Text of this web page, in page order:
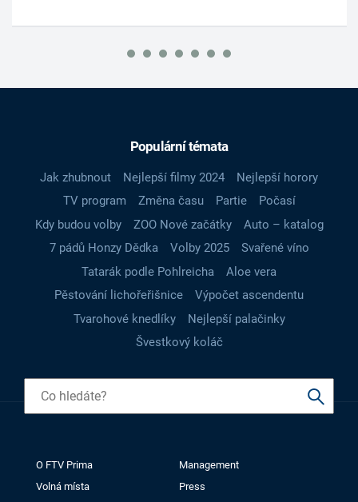
Populární témata
Jak zhubnout Nejlepší filmy 2024
Nejlepší horory
TV program
Změna času Partie
Počasí
Kdy budou volby
ZOO Nové začátky
Auto – katalog
7 pádů Honzy Dědka
Volby 2025
Svařené víno
Tatarák podle Pohlreicha
Aloe vera
Pěstování lichořeřišnice
Výpočet ascendentu
Tvarohové knedlíky
Nejlepší palačinky
Švestkový koláč
O FTV Prima
Management
Volná místa
Press